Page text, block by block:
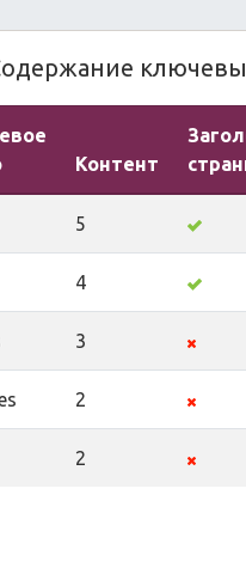
Контент
5
4
3
2
2